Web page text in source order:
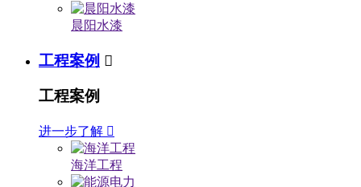
晨阳水漆
工程案例 
工程案例
进一步了解 
海洋工程